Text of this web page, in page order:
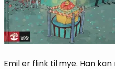
Emil er flink til mye. Han